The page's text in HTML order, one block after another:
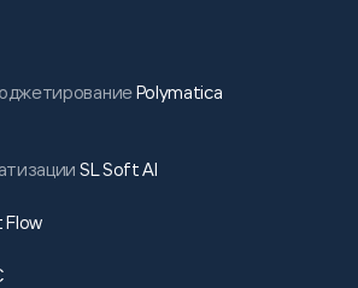
Polymatica
SL Soft AI
Flow